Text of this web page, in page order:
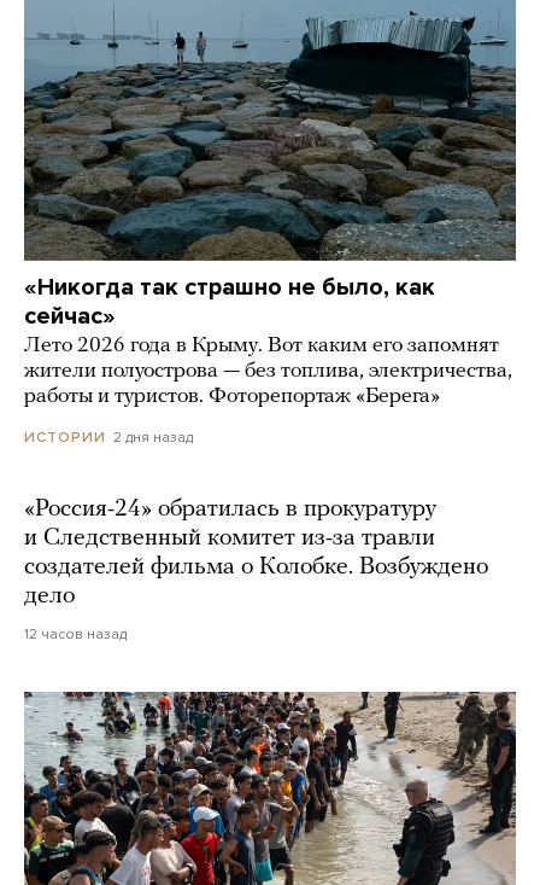
«Никогда так страшно не было, как
сейчас»
Лето 2026 года в Крыму. Вот каким его запомнят
жители полуострова — без топлива, электричества,
работы и туристов. Фоторепортаж «Берега»
ИСТОРИИ 2 дня назад
«Россия-24» обратилась в прокуратуру
и Следственный комитет из-за травли
создателей фильма о Колобке. Возбуждено
дело
12 часов назад